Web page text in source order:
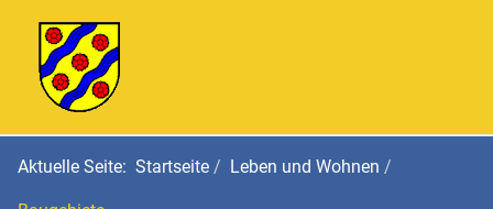
Aktuelle Seite: Startseite Leben und Wohnen